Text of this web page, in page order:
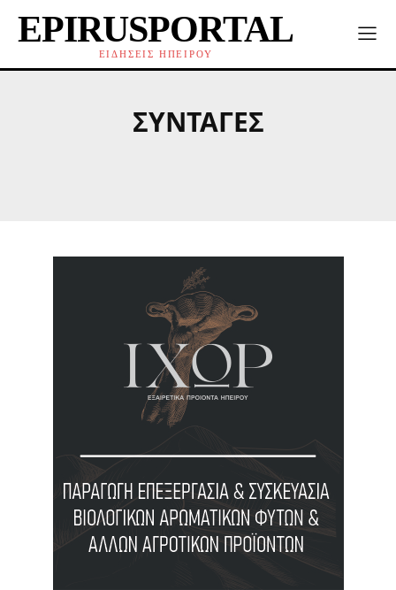
EPIRUSPORTAL
ΕΙΔΗΣΕΙΣ ΗΠΕΙΡΟΥ
ΣΥΝΤΑΓΈΣ